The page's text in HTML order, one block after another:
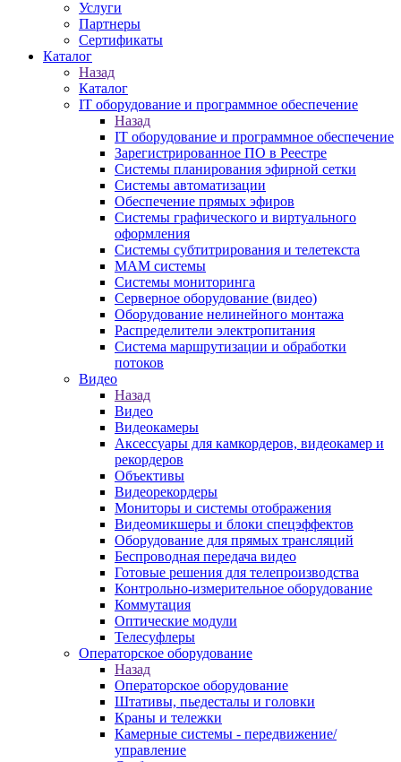
Услуги
Партнеры
Сертификаты
Каталог
Назад
Каталог
IT оборудование и программное обеспечение
Назад
IT оборудование и программное обеспечение
Зарегистрированное ПО в Реестре
Системы планирования эфирной сетки
Системы автоматизации
Обеспечение прямых эфиров
Системы графического и виртуального
оформления
Системы субтитрирования и телетекста
MAM системы
Системы мониторинга
Серверное оборудование (видео)
Оборудование нелинейного монтажа
Распределители электропитания
Система маршрутизации и обработки
потоков
Видео
Назад
Видео
Видеокамеры
Аксессуары для камкордеров, видеокамер и
рекордеров
Объективы
Видеорекордеры
Мониторы и системы отображения
Видеомикшеры и блоки спецэффектов
Оборудование для прямых трансляций
Беспроводная передача видео
Готовые решения для телепроизводства
Контрольно-измерительное оборудование
Коммутация
Оптические модули
Телесуфлеры
Операторское оборудование
Назад
Операторское оборудование
Штативы, пьедесталы и головки
Краны и тележки
Камерные системы - передвижение/
управление